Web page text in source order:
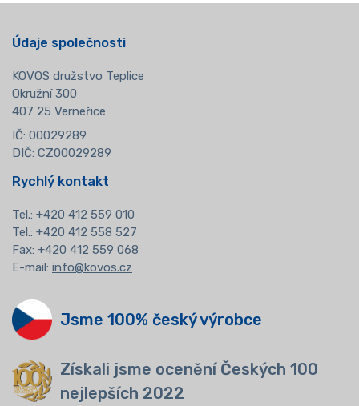
Údaje společnosti
KOVOS družstvo Teplice
Okružní 300
407 25 Verneřice
IČ: 00029289
DIČ: CZ00029289
Rychlý kontakt
Tel.: +420 412 559 010
Tel.: +420 412 558 527
Fax: +420 412 559 068
E-mail: info@kovos.cz
Jsme 100% český výrobce
Získali jsme ocenění Českých 100
nejlepších 2022